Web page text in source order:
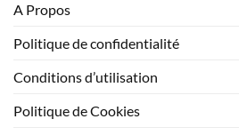
A Propos
Politique de confidentialité
Conditions d’utilisation
Politique de Cookies